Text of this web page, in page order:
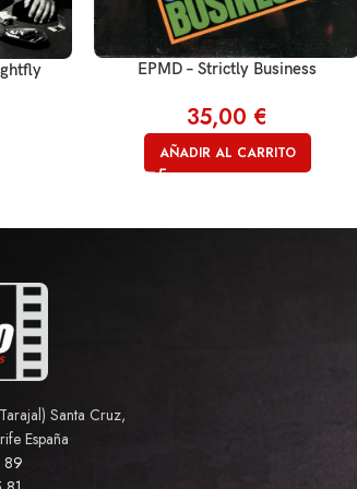
EPMD – Strictly Business
35,00 €
AÑADIR AL CARRITO
Santa Cruz,
España
89